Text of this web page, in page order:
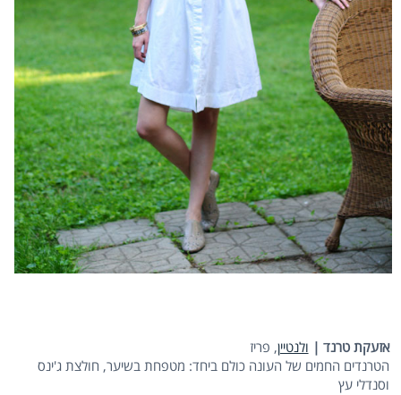
אזעקת טרנד | ולנטיין, פריז
הטרנדים החמים של העונה כולם ביחד: מטפחת בשיער, חולצת ג'ינס
וסנדלי עץ